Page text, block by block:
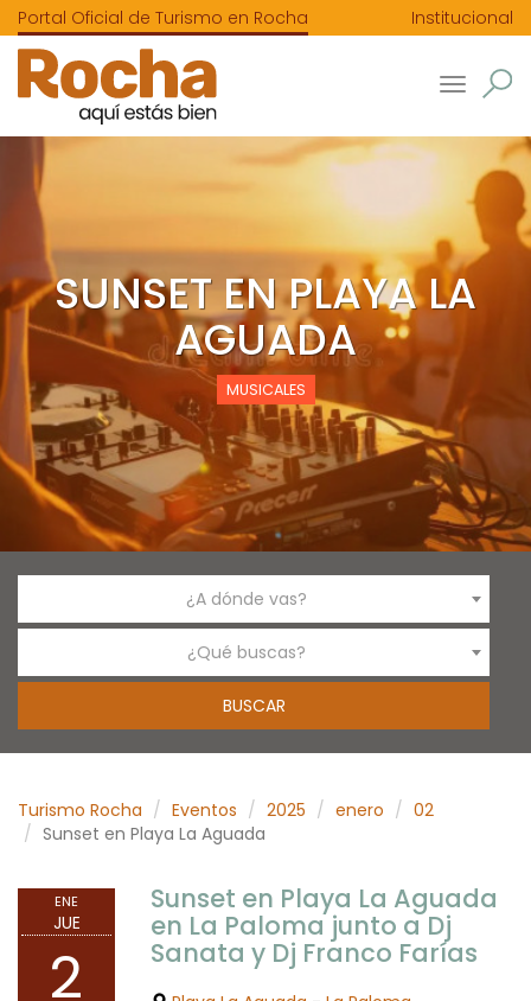
Portal Oficial de Turismo en Rocha Institucional
Toggle
SUNSET EN PLAYA LA
AGUADA
MUSICALES
¿A dónde vas?
¿Qué buscas?
Turismo Rocha Eventos 2025 enero
02
Sunset en Playa La Aguada
ENE
JUE
2
Sunset en Playa La Aguada
en La Paloma junto a Dj
Sanata y Dj Franco Farías